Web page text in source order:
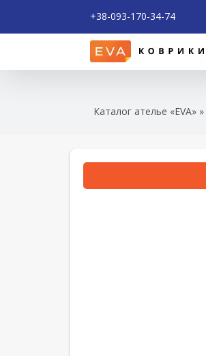
+38-093-170-34-74
Каталог ателье «EVA» »